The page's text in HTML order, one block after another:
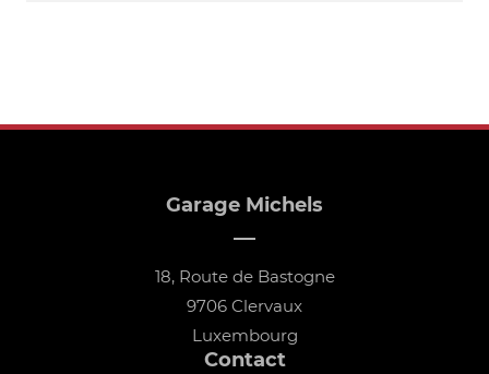
Garage Michels
18, Route de Bastogne
9706 Clervaux
Luxembourg
Contact